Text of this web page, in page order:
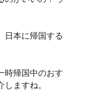
日本に帰国する
時帰国中のおす
ますね。